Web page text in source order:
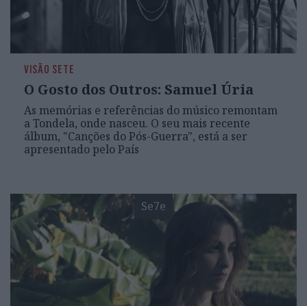
VISÃO SETE
O Gosto dos Outros: Samuel Úria
As memórias e referências do músico remontam
a Tondela, onde nasceu. O seu mais recente
álbum, "Canções do Pós-Guerra", está a ser
apresentado pelo País
Se7e